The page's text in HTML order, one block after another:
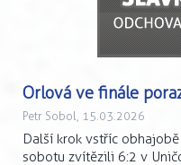
Orlová ve finále
Petr Sobol, 15.03.2026
Další krok vstříc
sobotu zvítězili 6:2 v